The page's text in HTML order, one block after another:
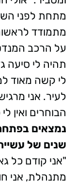
מתחת לפני
מתמודד
על הרכב
תהיה לי סיעה
לי קשה מאוד
לעיר. אני
הבוחרים ואין
שנים של
"אני קודם כל
מתנהלת, אני